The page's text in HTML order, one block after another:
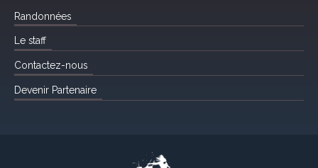
Randonnées
Le staff
Contactez-nous
Devenir Partenaire